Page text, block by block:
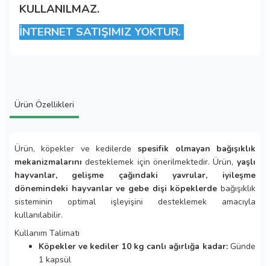
KULLANILMAZ.
İNTERNET SATIŞIMIZ YOKTUR.
Ürün Özellikleri
Ürün, köpekler ve kedilerde spesifik olmayan bağışıklık
mekanizmalarını desteklemek için önerilmektedir. Ürün, yaşlı
hayvanlar, gelişme çağındaki yavrular, iyileşme
dönemindeki hayvanlar ve gebe dişi köpeklerde bağışıklık
sisteminin optimal işleyişini desteklemek amacıyla
kullanılabilir.
Kullanım Talimatı
Köpekler ve kediler 10 kg canlı ağırlığa kadar:Günde
1 kapsül